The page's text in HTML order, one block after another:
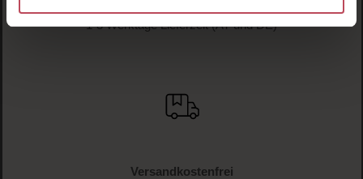
1-3 Werktage Lieferzeit (AT und DE)
Versandkostenfrei